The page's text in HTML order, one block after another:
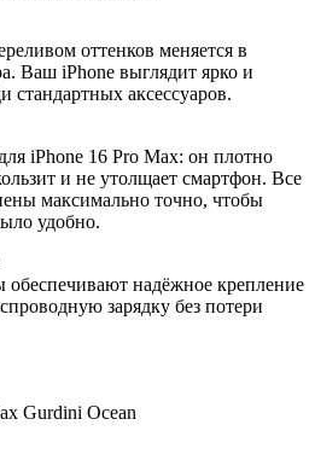
оттенков меняется в
Ваш iPhone выглядит ярко и
стандартных аксессуаров.
iPhone 16 Pro Max: он плотно
и не утолщает смартфон. Все
максимально точно, чтобы
удобно.
надёжное крепление
зарядку без потери
Gurdini Ocean